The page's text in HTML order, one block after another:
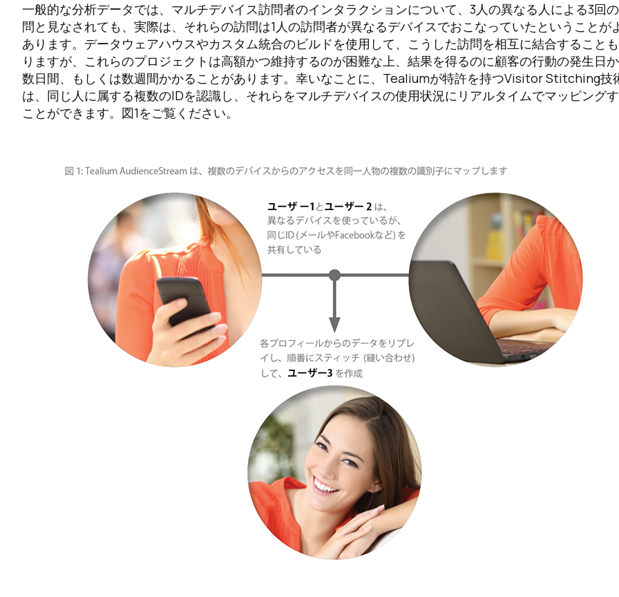
一般的な分析データでは、マルチデバイス訪問者のインタラクションについて、3人の異なる人による3回
問と見なされても、実際は、それらの訪問は1人の訪問者が異なるデバイスでおこなっていたということが
あります。データウェアハウスやカスタム統合のビルドを使用して、こうした訪問を相互に結合すること
りますが、これらのプロジェクトは高額かつ維持するのが困難な上、結果を得るのに顧客の行動の発生日
数日間、もしくは数週間かかることがあります。幸いなことに、Tealiumが特許を持つVisitor Stitching技
は、同じ人に属する複数のIDを認識し、それらをマルチデバイスの使用状況にリアルタイムでマッピング
ことができます。図1をご覧ください。